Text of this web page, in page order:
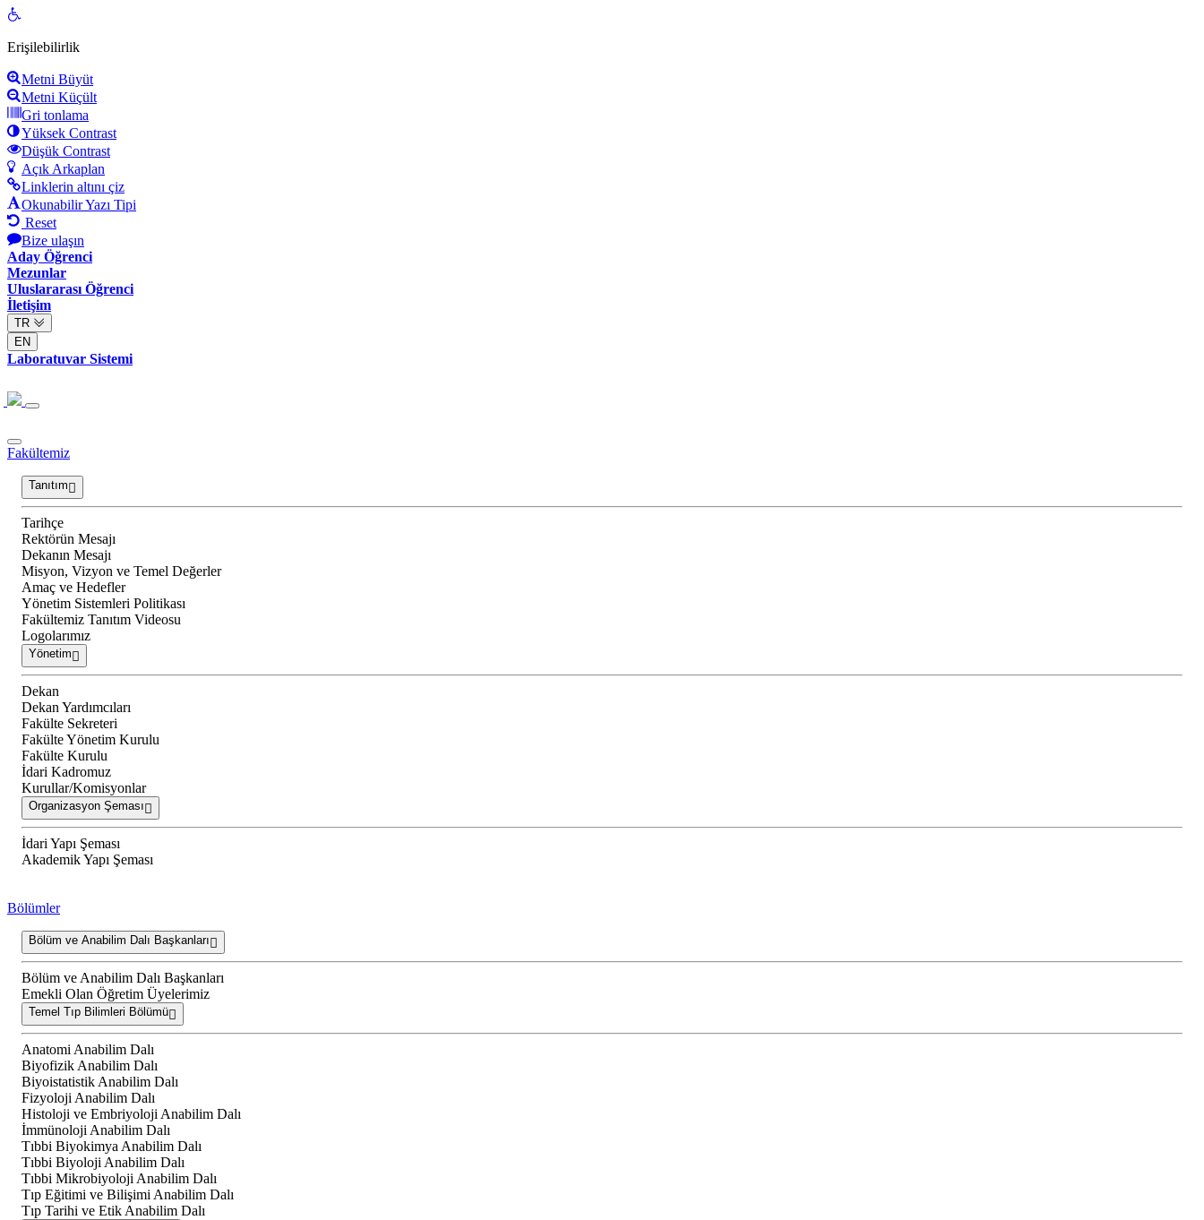
Open
Erişilebilirlik
Metni Büyüt
Metni Küçült
Gri tonlama
Yüksek Contrast
Düşük Contrast
Açık Arkaplan
Linklerin altını çiz
Okunabilir Yazı Tipi
Reset
Bize ulaşın
Aday Öğrenci
Mezunlar
Uluslararası Öğrenci
İletişim
TR
EN
Laboratuvar Sistemi
Fakültemiz
Tanıtım
Tarihçe
Rektörün Mesajı
Dekanın Mesajı
Misyon, Vizyon ve Temel Değerler
Amaç ve Hedefler
Yönetim Sistemleri Politikası
Fakültemiz Tanıtım Videosu
Logolarımız
Yönetim
Dekan
Dekan Yardımcıları
Fakülte Sekreteri
Fakülte Yönetim Kurulu
Fakülte Kurulu
İdari Kadromuz
Kurullar/Komisyonlar
Organizasyon Şeması
İdari Yapı Şeması
Akademik Yapı Şeması
Bölümler
Bölüm ve Anabilim Dalı Başkanları
Bölüm ve Anabilim Dalı Başkanları
Emekli Olan Öğretim Üyelerimiz
Temel Tıp Bilimleri Bölümü
Anatomi Anabilim Dalı
Biyofizik Anabilim Dalı
Biyoistatistik Anabilim Dalı
Fizyoloji Anabilim Dalı
Histoloji ve Embriyoloji Anabilim Dalı
İmmünoloji Anabilim Dalı
Tıbbi Biyokimya Anabilim Dalı
Tıbbi Biyoloji Anabilim Dalı
Tıbbi Mikrobiyoloji Anabilim Dalı
Tıp Eğitimi ve Bilişimi Anabilim Dalı
Tıp Tarihi ve Etik Anabilim Dalı